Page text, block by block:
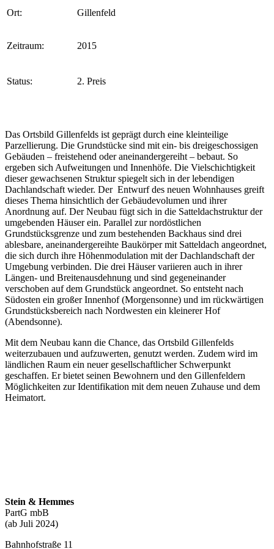
Ort: Gillenfeld
Zeitraum: 2015
Status: 2. Preis
Das Ortsbild Gillenfelds ist geprägt durch eine kleinteilige
Parzellierung. Die Grundstücke sind mit ein- bis dreigeschossigen
Gebäuden – freistehend oder aneinandergereiht – bebaut. So
ergeben sich Aufweitungen und Innenhöfe. Die Vielschichtigkeit
dieser gewachsenen Struktur spiegelt sich in der lebendigen
Dachlandschaft wieder. Der Entwurf des neuen Wohnhauses greift
dieses Thema hinsichtlich der Gebäudevolumen und ihrer
Anordnung auf. Der Neubau fügt sich in die Satteldachstruktur der
umgebenden Häuser ein. Parallel zur nordöstlichen
Grundstücksgrenze und zum bestehenden Backhaus sind drei
ablesbare, aneinandergereihte Baukörper mit Satteldach angeordnet,
die sich durch ihre Höhenmodulation mit der Dachlandschaft der
Umgebung verbinden. Die drei Häuser variieren auch in ihrer
Längen- und Breitenausdehnung und sind gegeneinander
verschoben auf dem Grundstück angeordnet. So entsteht nach
Südosten ein großer Innenhof (Morgensonne) und im rückwärtigen
Grundstücksbereich nach Nordwesten ein kleinerer Hof
(Abendsonne).
Mit dem Neubau kann die Chance, das Ortsbild Gillenfelds
weiterzubauen und aufzuwerten, genutzt werden. Zudem wird im
ländlichen Raum ein neuer gesellschaftlicher Schwerpunkt
geschaffen. Er bietet seinen Bewohnern und den Gillenfeldern
Möglichkeiten zur Identifikation mit dem neuen Zuhause und dem
Heimatort.
Stein & Hemmes
PartG mbB
(ab Juli 2024)
Bahnhofstraße 11